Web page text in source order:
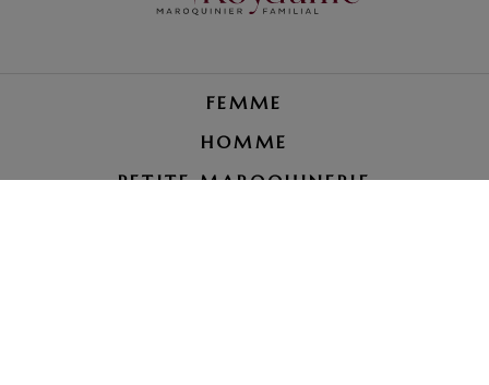
FEMME
HOMME
PETITE MAROQUINERIE